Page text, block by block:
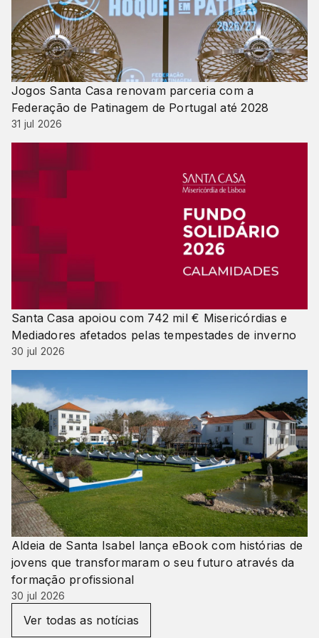
Jogos Santa Casa renovam parceria com a
Federação de Patinagem de Portugal até 2028
31 jul 2026
Santa Casa apoiou com 742 mil € Misericórdias e
Mediadores afetados pelas tempestades de inverno
30 jul 2026
Aldeia de Santa Isabel lança eBook com histórias de
jovens que transformaram o seu futuro através da
formação profissional
30 jul 2026
Ver todas as notícias